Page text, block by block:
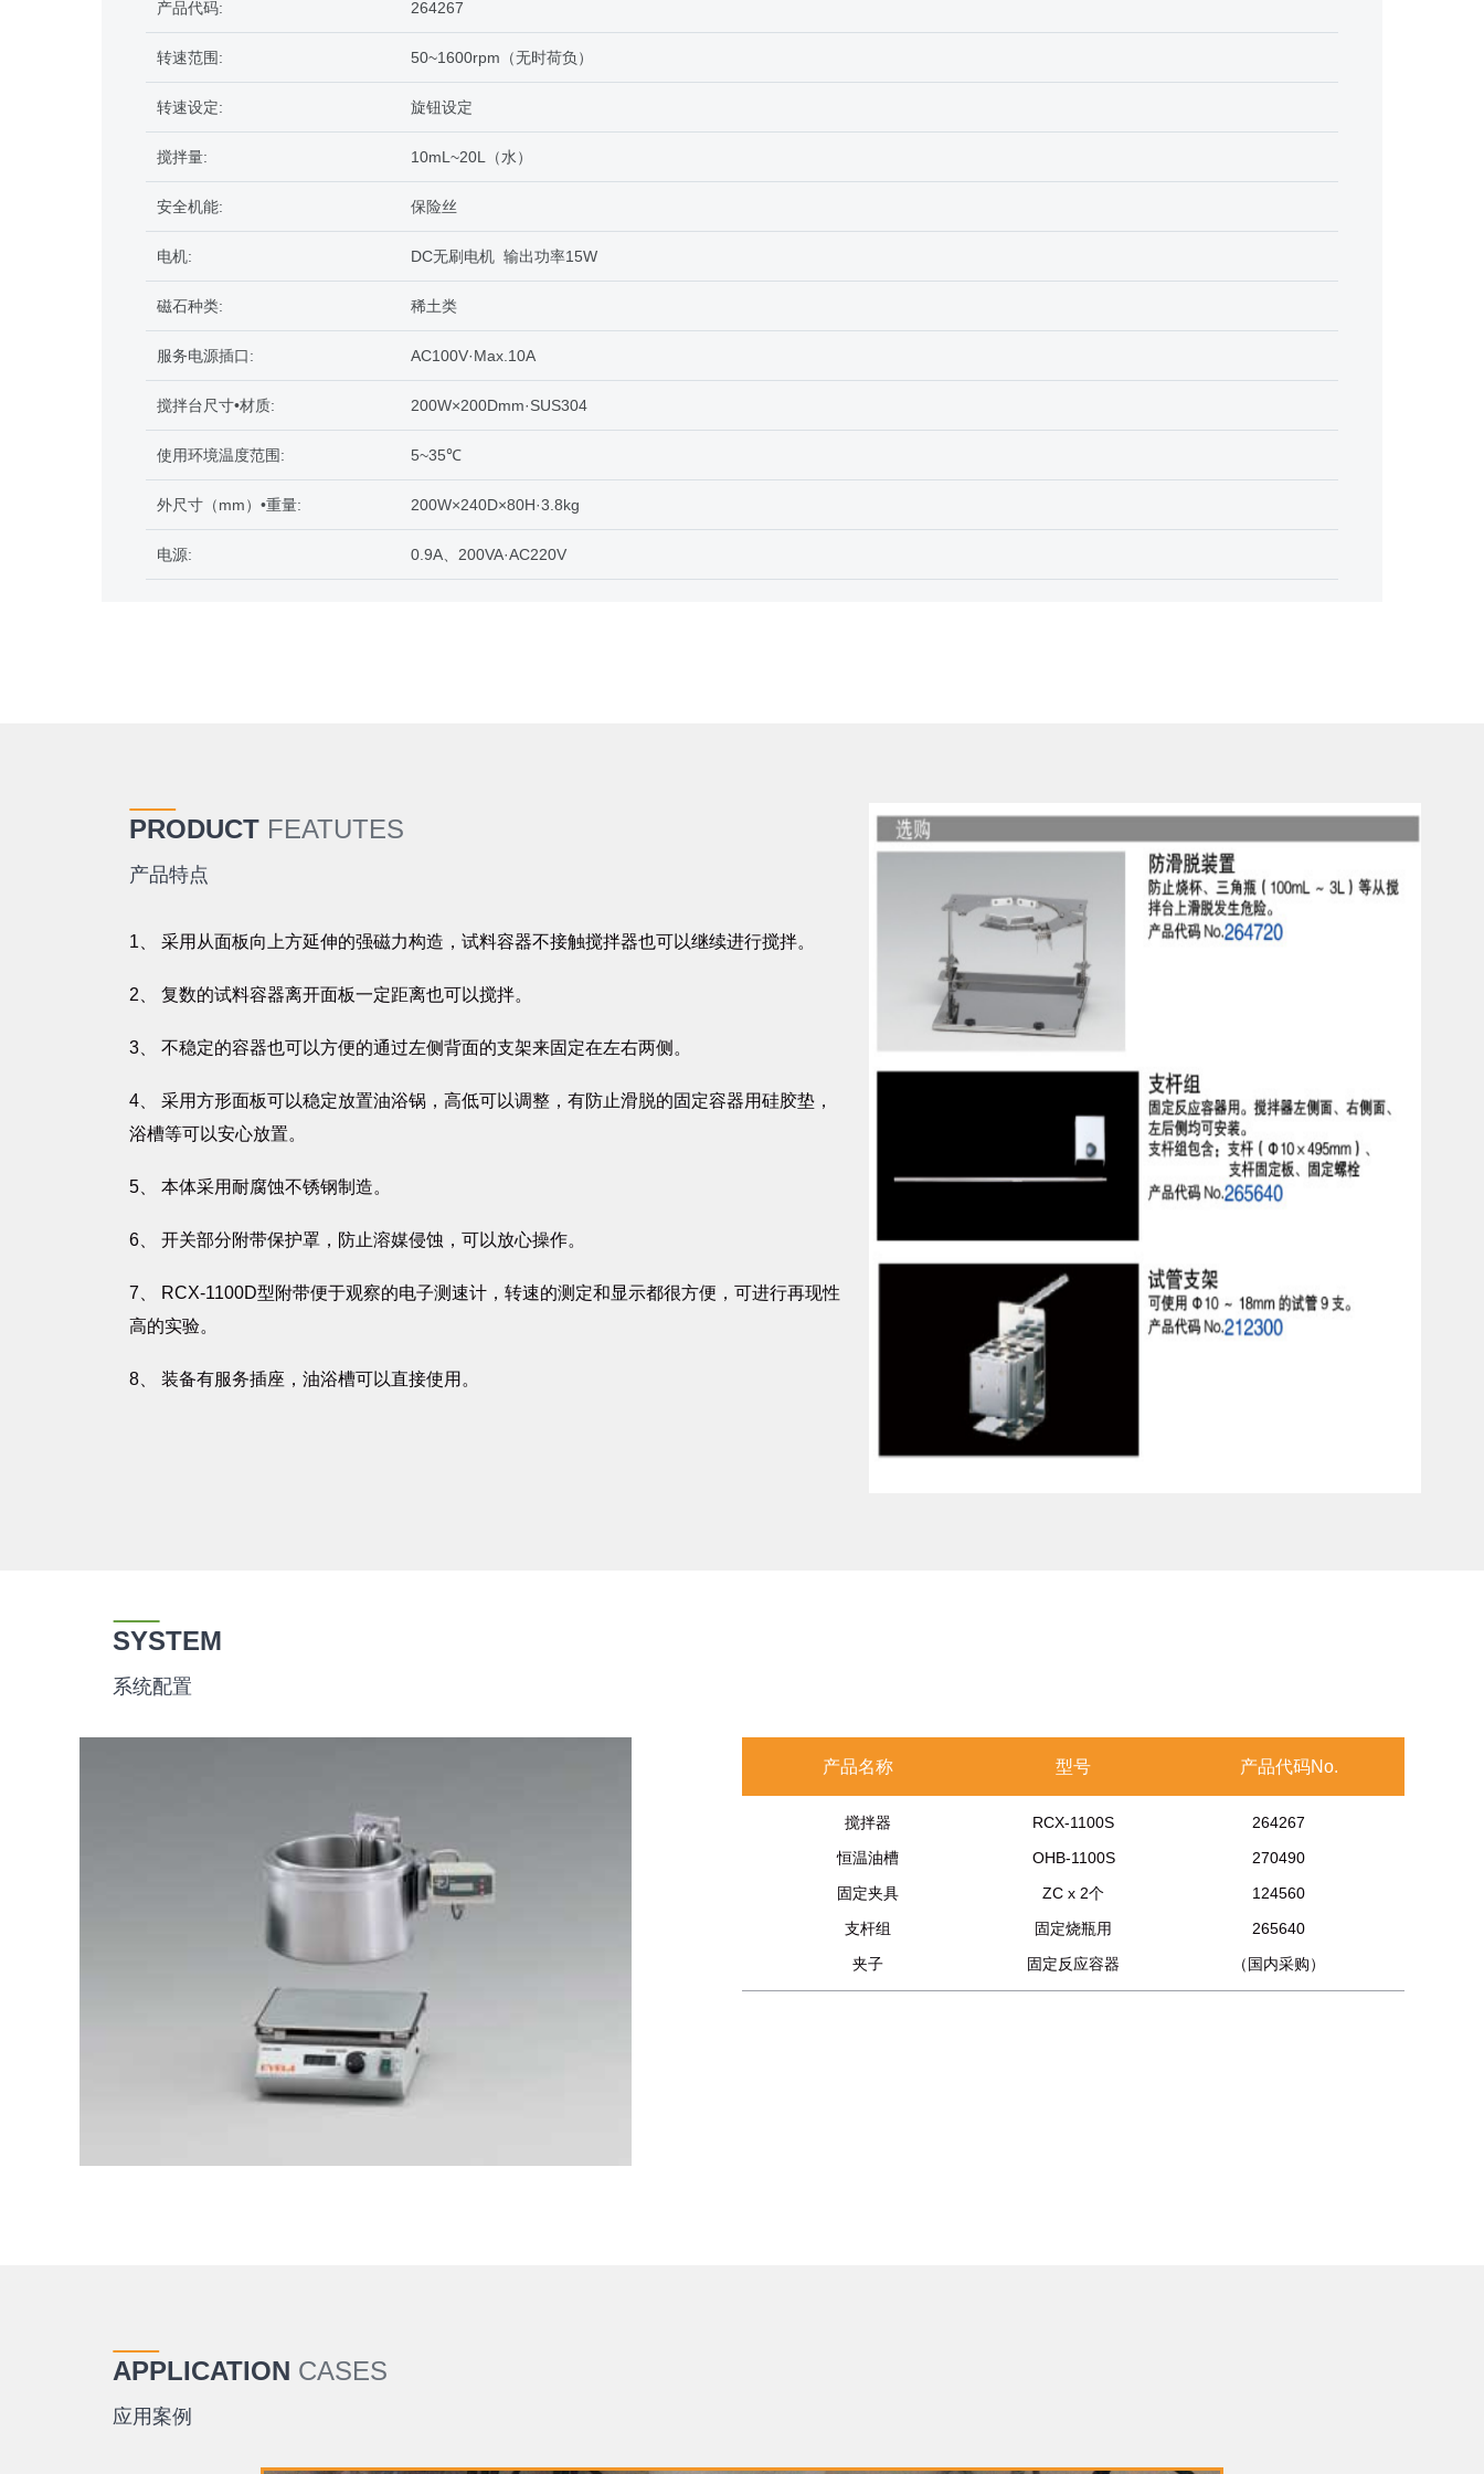
产品代码: 264267
转速范围: 50~1600rpm（无时荷负）
转速设定: 旋钮设定
搅拌量: 10mL~20L（水）
安全机能: 保险丝
电机: DC无刷电机  输出功率15W
磁石种类: 稀土类
服务电源插口: AC100V·Max.10A
搅拌台尺寸•材质: 200W×200Dmm·SUS304
使用环境温度范围: 5~35℃
外尺寸（mm）•重量: 200W×240D×80H·3.8kg
电源: 0.9A、200VA·AC220V
PRODUCT FEATUTES
产品特点
1、 采用从面板向上方延伸的强磁力构造，试料容器不接触搅拌器也可以继续进行搅拌。
2、 复数的试料容器离开面板一定距离也可以搅拌。
3、 不稳定的容器也可以方便的通过左侧背面的支架来固定在左右两侧。
4、 采用方形面板可以稳定放置油浴锅，高低可以调整，有防止滑脱的固定容器用硅胶垫，
浴槽等可以安心放置。
5、 本体采用耐腐蚀不锈钢制造。
6、 开关部分附带保护罩，防止溶媒侵蚀，可以放心操作。
7、 RCX-1100D型附带便于观察的电子测速计，转速的测定和显示都很方便，可进行再现性
高的实验。
8、 装备有服务插座，油浴槽可以直接使用。
SYSTEM
系统配置
产品名称 型号 产品代码No.
搅拌器 RCX-1100S
264267
恒温油槽
OHB-1100S
270490
固定夹具
ZC x 2个
124560
支杆组
固定烧瓶用
265640
夹子
固定反应容器 （国内采购）
APPLICATION CASES
应用案例